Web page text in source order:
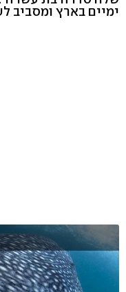
ימיים בארץ ומסביב